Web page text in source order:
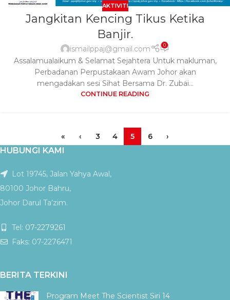
AKTIVITI
Jangkitan Kencing Tikus Ketika
Banjir.
ismailppaj@gmail.com 0
Assalamualaikum & Selamat Sejahtera Untuk makluman,
Perbadanan Perpustakaan Awam Johor akan
mengadakan sesi Sihat Bersama Dr. Zubai...
CONTINUE READING
« ‹ 3 4 5 6 ›
HUBUNGI KAMI
Lot 19745, Jalan Yahya Awal,
80100 Johor Bahru,
Johor Darul Ta’zim.
Tel: 07-2279261
Faks: 07-2276471
BERITA TERKINI
Program Meet The Scientist Siri 14